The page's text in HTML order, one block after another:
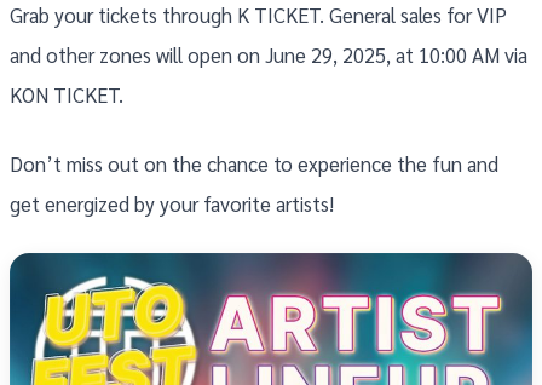
Grab your tickets through K TICKET. General sales for VIP
and other zones will open on June 29, 2025, at 10:00 AM via
KON TICKET.
Don’t miss out on the chance to experience the fun and
get energized by your favorite artists!